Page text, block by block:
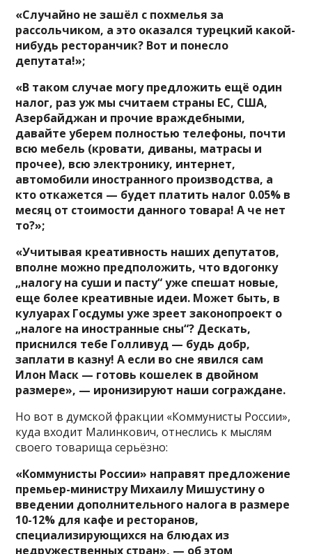
«Случайно не зашёл с похмелья за
рассольчиком, а это оказался турецкий какой-
нибудь ресторанчик? Вот и понесло
депутата!»;
«В таком случае могу предложить ещё один
налог, раз уж мы считаем страны ЕС, США,
Азербайджан и прочие враждебными,
давайте уберем полностью телефоны, почти
всю мебель (кровати, диваны, матрасы и
прочее), всю электронику, интернет,
автомобили иностранного производства, а
кто откажется — будет платить налог 0.05% в
месяц от стоимости данного товара! А че нет
то?»;
«Учитывая креативность наших депутатов,
вполне можно предположить, что вдогонку
„налогу на суши и пасту“ уже спешат новые,
еще более креативные идеи. Может быть, в
кулуарах Госдумы уже зреет законопроект о
„налоге на иностранные сны“? Дескать,
приснился тебе Голливуд — будь добр,
заплати в казну! А если во сне явился сам
Илон Маск — готовь кошелек в двойном
размере», — иронизируют наши сограждане.
Но вот в думской фракции «Коммунисты России»,
куда входит Малинкович, отнеслись к мыслям
своего товарища серьёзно:
«Коммунисты России» направят предложение
премьер-министру Михаилу Мишустину о
введении дополнительного налога в размере
10-12% для кафе и ресторанов,
специализирующихся на блюдах из
недружественных стран», — об этом